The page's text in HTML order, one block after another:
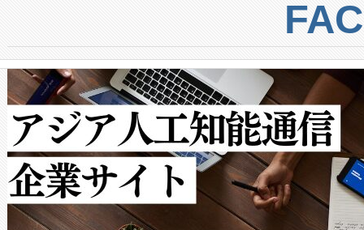
centers. Voltaiqは、ai&のAI
からシステム統合、試運転、
クルの各段階のデータを監視
[…]
トに対して約600メートルに
では、反射率10％のターゲッ
で向上し、最大検知距離は
ットだけで最大1キロメート
ルの変電所周囲を監視でき、
作業と点群処理を簡素化でき
Avia 2は、2種類のFOVオプシ